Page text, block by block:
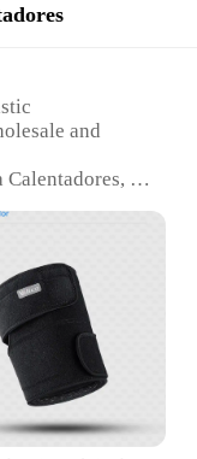
and
Calentadores, a
for ease
training,
for individuals
advanced
Comes in a
and